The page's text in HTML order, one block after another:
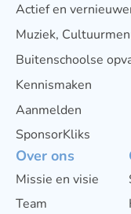
Actief en
Muziek,
Buitenschoolse
Kennismaken
Aanmelden
SponsorKliks
Over ons
Missie en visie
Team